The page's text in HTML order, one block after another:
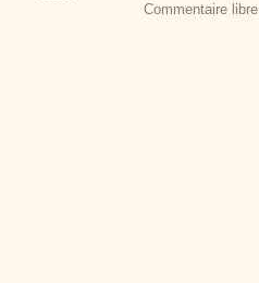
Commentaire libre